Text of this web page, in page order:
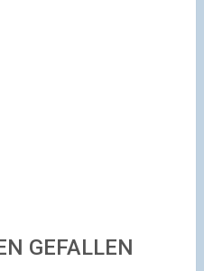
GEFALLEN